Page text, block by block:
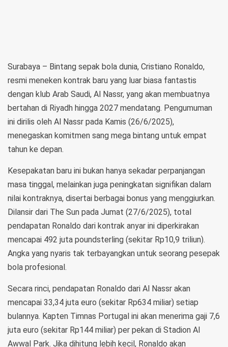
Surabaya – Bintang sepak bola dunia, Cristiano Ronaldo,
resmi meneken kontrak baru yang luar biasa fantastis
dengan klub Arab Saudi, Al Nassr, yang akan membuatnya
bertahan di Riyadh hingga 2027 mendatang. Pengumuman
ini dirilis oleh Al Nassr pada Kamis (26/6/2025),
menegaskan komitmen sang mega bintang untuk empat
tahun ke depan.
Kesepakatan baru ini bukan hanya sekadar perpanjangan
masa tinggal, melainkan juga peningkatan signifikan dalam
nilai kontraknya, disertai berbagai bonus yang menggiurkan.
Dilansir dari The Sun pada Jumat (27/6/2025), total
pendapatan Ronaldo dari kontrak anyar ini diperkirakan
mencapai 492 juta poundsterling (sekitar Rp10,9 triliun).
Angka yang nyaris tak terbayangkan untuk seorang pesepak
bola profesional.
Secara rinci, pendapatan Ronaldo dari Al Nassr akan
mencapai 33,34 juta euro (sekitar Rp634 miliar) setiap
bulannya. Kapten Timnas Portugal ini akan menerima gaji 7,6
juta euro (sekitar Rp144 miliar) per pekan di Stadion Al
Awwal Park. Jika dihitung lebih kecil, Ronaldo akan